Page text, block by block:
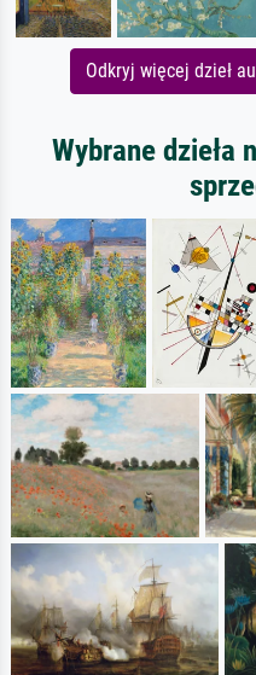
Odkryj więcej dzieł
Wybrane dzieła